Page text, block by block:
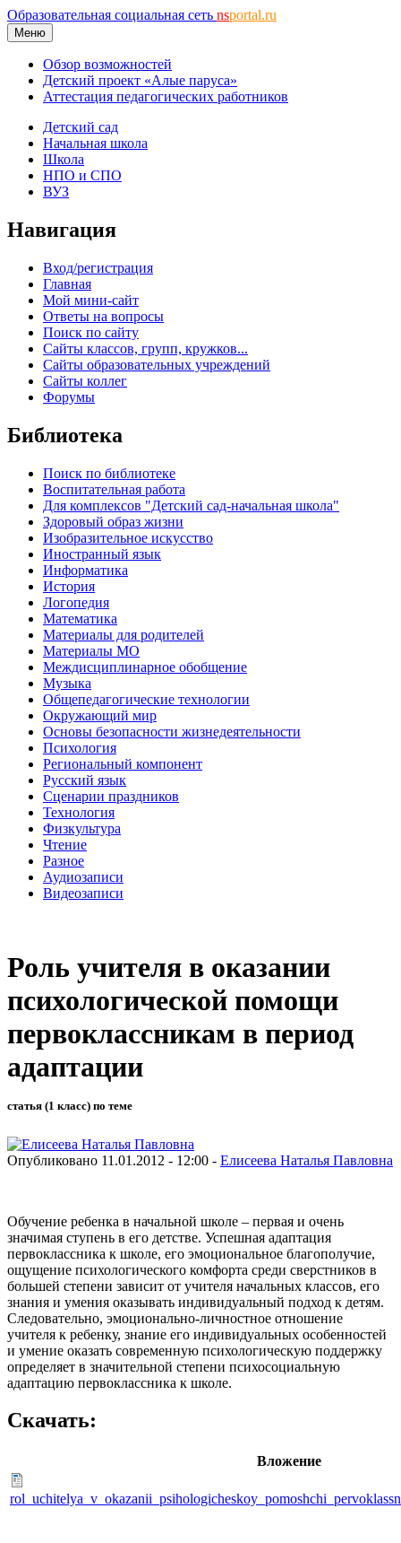
Образовательная социальная сеть nsportal.ru
Меню
Обзор возможностей
Детский проект «Алые паруса»
Аттестация педагогических работников
Детский сад
Начальная школа
Школа
НПО и СПО
ВУЗ
Навигация
Вход/регистрация
Главная
Мой мини-сайт
Ответы на вопросы
Поиск по сайту
Сайты классов, групп, кружков...
Сайты образовательных учреждений
Сайты коллег
Форумы
Библиотека
Поиск по библиотеке
Воспитательная работа
Для комплексов "Детский сад-начальная школа"
Здоровый образ жизни
Изобразительное искусство
Иностранный язык
Информатика
История
Логопедия
Математика
Материалы для родителей
Материалы МО
Междисциплинарное обобщение
Музыка
Общепедагогические технологии
Окружающий мир
Основы безопасности жизнедеятельности
Психология
Региональный компонент
Русский язык
Сценарии праздников
Технология
Физкультура
Чтение
Разное
Аудиозаписи
Видеозаписи
Роль учителя в оказании
психологической помощи
первоклассникам в период
адаптации
статья (1 класс) по теме
Опубликовано 11.01.2012 - 12:00 - Елисеева Наталья Павловна
Обучение ребенка в начальной школе – первая и очень
значимая ступень в его детстве. Успешная адаптация
первоклассника к школе, его эмо­циональное благополучие,
ощущение психологического ком­форта среди сверстников в
большей степени зависит от учителя начальных классов, его
знания и умения оказывать индивиду­альный подход к детям.
Следовательно, эмоционально-личностное отношение
учителя к ребенку, знание его индивидуальных особенностей
и умение оказать современную психологическую поддержку
определяет в значительной степени психосоциальную
адаптацию первоклассника к школе.
Скачать:
Вложение